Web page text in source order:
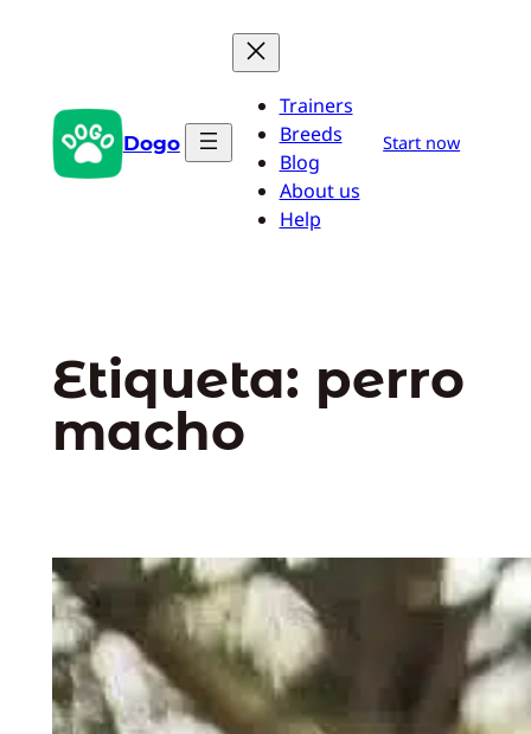
Dogo
Trainers
Breeds
Blog
About us
Help
Start now
Etiqueta: perro
macho